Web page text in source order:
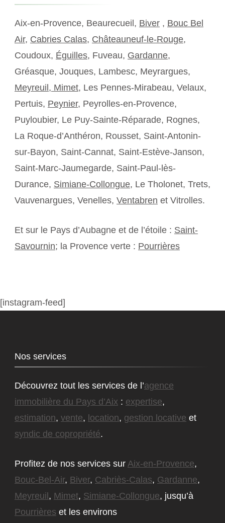
Aix-en-Provence, Beaurecueil, Biver , Bouc Bel
Air, Cabries Calas, Châteauneuf-le-Rouge,
Coudoux, Éguilles, Fuveau, Gardanne,
Gréasque, Jouques, Lambesc, Meyrargues,
Meyreuil, Mimet, Les Pennes-Mirabeau, Velaux,
Pertuis, Peynier, Peyrolles-en-Provence,
Puyloubier, Le Puy-Sainte-Réparade, Rognes,
La Roque-d’Anthéron, Rousset, Saint-Antonin-
sur-Bayon, Saint-Cannat, Saint-Estève-Janson,
Saint-Marc-Jaumegarde, Saint-Paul-lès-
Durance, Simiane-Collongue, Le Tholonet, Trets,
Vauvenargues, Venelles, Ventabren et Vitrolles.
Et sur le Pays d’Aubagne et de l’étoile : Saint-
Savournin; la Provence verte : Pourrières
[instagram-feed]
Nos services
Découvrez tout les services de l’agence
immobilière du Pays d’Aix : expertise,
estimation, vente, location, gestion locative et
syndic de copropriété.
Profitez de nos services sur Aix-en-Provence,
Bouc-Bel-Air, Biver, Cabriès-Calas, Gardanne,
Meyreuil, Mimet, Simiane-Collongue, jusqu’à
Pourrières et les environs